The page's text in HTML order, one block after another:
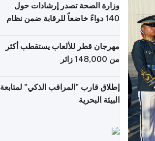
وزارة الصحة تصدر إرشادات حول
140 دواءً خاضعاً للرقابة ضمن نظام
مهرجان قطر للألعاب يستقطب أكثر
من 148,000 زائر
إطلاق قارب "المراقب الذكي" لمتابعة
البيئة البحرية